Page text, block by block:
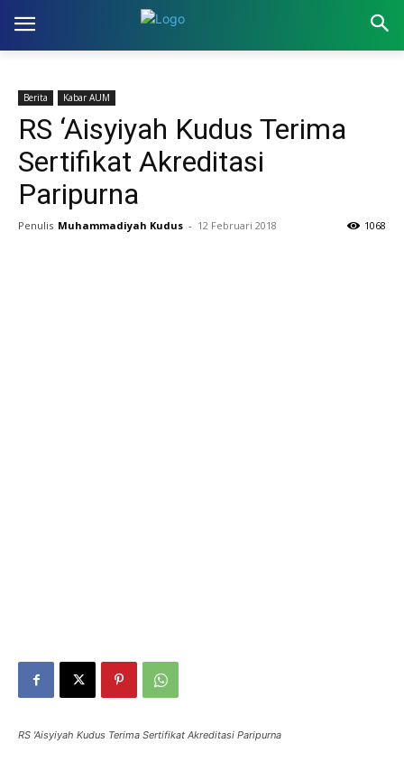
Berita Kabar AUM
RS ‘Aisyiyah Kudus Terima
Sertifikat Akreditasi
Paripurna
Penulis Muhammadiyah Kudus - 12 Februari 2018 1068
RS 'Aisyiyah Kudus Terima Sertifikat Akreditasi Paripurna